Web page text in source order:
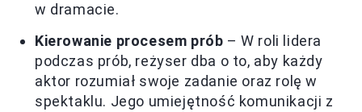
w dramacie.
Kierowanie procesem prób – W roli lidera
podczas prób, reżyser dba o to, aby każdy
aktor rozumiał swoje zadanie oraz rolę w
spektaklu. Jego umiejętność komunikacji z